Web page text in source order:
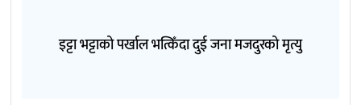
इट्टा भट्टाको पर्खाल भत्किँदा दुई जना मजदुरको मृत्यु